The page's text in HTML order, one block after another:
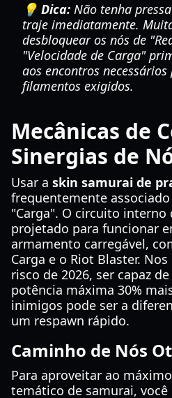
💡 Dica: Não tenha
traje imediatamente.
desbloquear os nós de
"Velocidade de Carga"
aos encontros
filamentos exigidos.
Mecânicas de
Sinergias de
Usar a skin samurai de
frequentemente
"Carga". O circuito interno
projetado para funcionar
armamento carregável,
Carga e o Riot Blaster.
risco de 2026, ser capaz
potência máxima 30%
inimigos pode ser a
um respawn rápido.
Caminho de Nós
Para aproveitar ao
temático de samurai, você